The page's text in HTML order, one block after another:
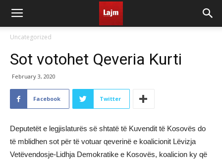
Uncategorized
Sot votohet Qeveria Kurti
February 3, 2020
Facebook Twitter
Deputetët e legjislaturës së shtatë të Kuvendit të Kosovës do
të mblidhen sot për të votuar qeverinë e koalicionit Lëvizja
Vetëvendosje-Lidhja Demokratike e Kosovës, koalicion ky që